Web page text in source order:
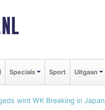
Specials Sport Uitgaan
wint WK Breaking in Japan